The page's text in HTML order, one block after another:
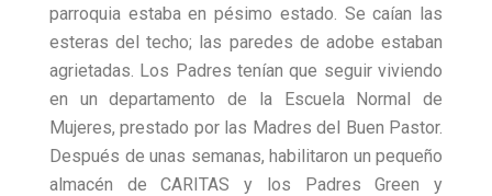
parroquia estaba en pésimo estado. Se caían las
esteras del techo; las paredes de adobe estaban
agrietadas. Los Padres tenían que seguir viviendo
en un departamento de la Escuela Normal de
Mujeres, prestado por las Madres del Buen Pastor.
Después de unas semanas, habilitaron un pequeño
almacén de CARITAS y los Padres Green y